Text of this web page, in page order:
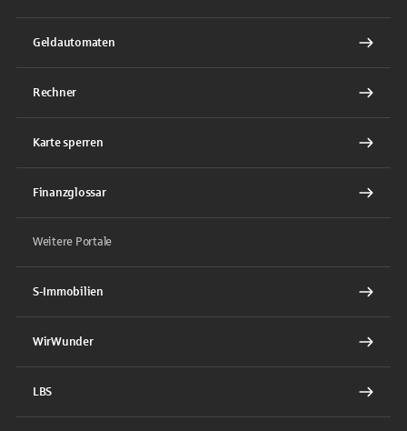
Geldautomaten
Rechner
Karte sperren
Finanzglossar
Weitere Portale
S-Immobilien
WirWunder
LBS